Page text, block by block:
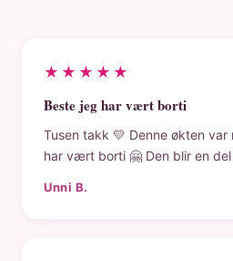
★★★★★
Beste jeg har vært borti
Tusen takk 💛 Denne økten
har vært borti 🤗 Den blir en
Unni B.